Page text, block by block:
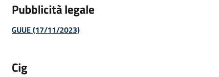
Pubblicità legale
GUUE (17/11/2023)
Cig